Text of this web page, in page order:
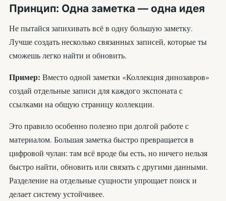
Принцип: Одна заметка — одна идея
Не пытайся запихивать всё в одну большую заметку.
Лучше создать несколько связанных записей, которые ты
сможешь легко найти и обновить.
Пример: Вместо одной заметки «Коллекция динозавров»
создай отдельные записи для каждого экспоната с
ссылками на общую страницу коллекции.
Это правило особенно полезно при долгой работе с
материалом. Большая заметка быстро превращается в
цифровой чулан: там всё вроде бы есть, но ничего нельзя
быстро найти, обновить или связать с другими данными.
Разделение на отдельные сущности упрощает поиск и
делает систему устойчивее.